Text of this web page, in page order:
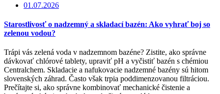
01.07.2026
Starostlivosť o nadzemný a skladací bazén: Ako vyhrať boj so
zelenou vodou?
Trápi vás zelená voda v nadzemnom bazéne? Zistite, ako správne
dávkovať chlórové tablety, upraviť pH a vyčistiť bazén s chémiou
Centralchem. Skladacie a nafukovacie nadzemné bazény sú hitom
slovenských záhrad. Často však trpia poddimenzovanou filtráciou.
Prečítajte si, ako správne kombinovať mechanické čistenie a